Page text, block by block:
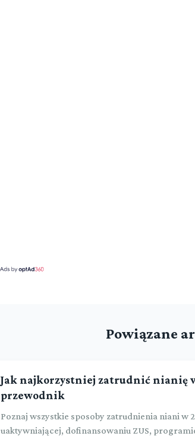
Powiązane
Jak najkorzystniej zatrudnić nianię
przewodnik
Poznaj wszystkie sposoby zatrudnienia niani w
uaktywniającej, dofinansowaniu ZUS,